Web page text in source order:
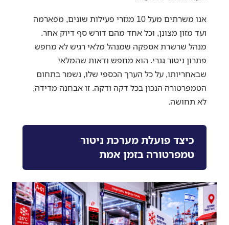
אנו משרתים מעל 10 מגזרי פעילות שונים, מפארמה
ועד מזון מצונן, וכל אחד מהם דורש סף דיוק אחר.
מנהל שרשרת אספקה שמנהל מלאי רגיש לא מחפש
פתרון ניטור גנרי. הוא מחפש ודאות שהמלאי
שבאחריותו, על כל הערך הכספי שלו, נשמר בתחום
הטמפרטורה הנכון בכל דקה ודקה. זו אבחנה מדידה,
לא תחושה.
כיצד פועלת מערכת ניטור
טמפרטורה בזמן אמת